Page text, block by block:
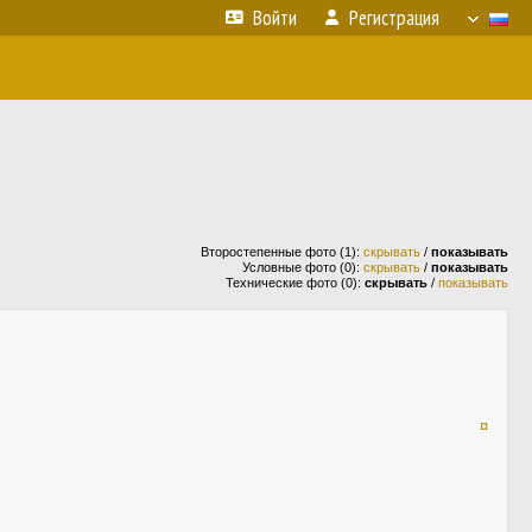
Войти Регистрация
Второстепенные фото (1): скрывать / показывать
Условные фото (0): скрывать / показывать
Технические фото (0): скрывать / показывать
¤